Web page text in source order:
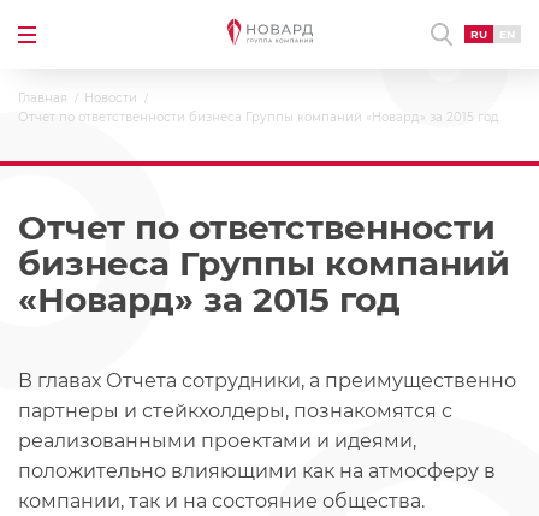
RU EN
Главная
Новости
Отчет по ответственности бизнеса Группы компаний «Новард» за 2015 год
Отчет по ответственности
бизнеса Группы компаний
«Новард» за 2015 год
В главах Отчета сотрудники, а преимущественно
партнеры и стейкхолдеры, познакомятся с
реализованными проектами и идеями,
положительно влияющими как на атмосферу в
компании, так и на состояние общества.